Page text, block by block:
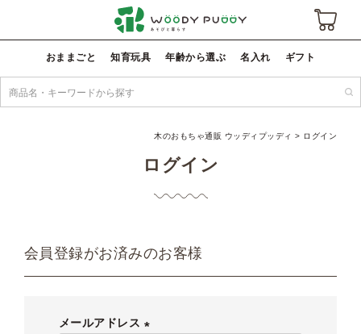
おままごと 知育玩具 年齢から選ぶ 名入れ ギフト
木のおもちゃ通販 ウッディプッディ ログイン
ログイン
会員登録がお済みのお客様
メールアドレス